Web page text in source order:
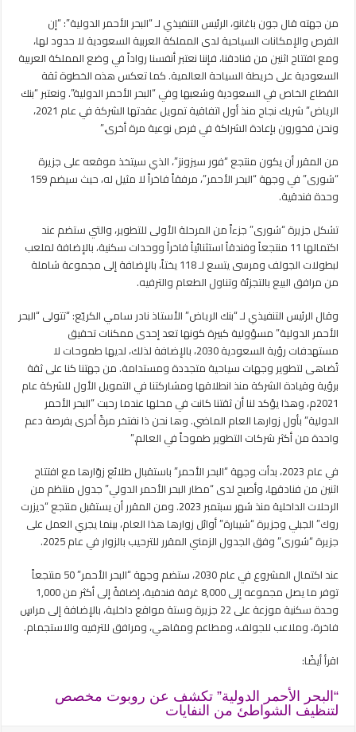
من جهته قال جون باغانو، الرئيس التنفيذي لـ “البحر الأحمر الدولية”: “إن
الفرص والإمكانات السياحية لدى المملكة العربية السعودية لا حدود لها،
ومع افتتاح اثنين من فنادقنا، فإننا نعتبر أنفسنا رواداً في وضع المملكة العربية
السعودية على خريطة السياحة العالمية. كما تعكس هذه الخطوة ثقة
القطاع الخاص في السعودية وشعبها وفي “البحر الأحمر الدولية”. ونعتبر “بنك
الرياض” شريك نجاح منذ أول اتفاقية تمويل عقدتها الشركة في عام 2021،
ونحن فخورون بإعادة الشراكة في فرص نوعية مرة أخرى.”
من المقرر أن يكون منتجع “فور سيزونز”، الذي سيتخذ موقعه على جزيرة
“شورى” في وجهة “البحر الأحمر”، مرفقاً فاخراً لا مثيل له، حيث سيضم 159
وحدة فندقية.
تشكل جزيرة “شورى” جزءاً من المرحلة الأولى للتطوير، والتي ستضم عند
اكتمالها 11 منتجعاً وفندقاً استثنائياً فاخراً ووحدات سكنية، بالإضافة لملعب
لبطولات الجولف ومرسى يتسع لـ 118 يختاً، بالإضافة إلى مجموعة شاملة
من مرافق البيع بالتجزئة وتناول الطعام والترفيه.
وقال الرئيس التنفيذي لـ “بنك الرياض” الأستاذ نادر سامي الكريّع: “تتولى “البحر
الأحمر الدولية” مسؤولية كبيرة كونها تعد إحدى ممكنات تحقيق
مستهدفات رؤية السعودية 2030، بالإضافة لذلك، لديها طموحات لا
تُضاهى لتطوير وجهات سياحية متجددة ومستدامة. من جهتنا كنا على ثقة
برؤية وقيادة الشركة منذ انطلاقها ومشاركتنا في التمويل الأول للشركة عام
2021م، وهذا يؤكد لنا أن ثقتنا كانت في محلها عندما رحبت “البحر الأحمر
الدولية” بأول زوارها العام الماضي. وها نحن ذا نفتخر مرةً أخرى بفرصة دعم
واحدة من أكثر شركات التطوير طموحاً في العالم.”
في عام 2023، بدأت وجهة “البحر الأحمر” باستقبال طلائع زوّارها مع افتتاح
اثنين من فنادقها، وأصبح لدى “مطار البحر الأحمر الدولي” جدول منتظم من
الرحلات الداخلية منذ شهر سبتمبر 2023. ومن المقرر أن يستقبل منتجع “ديزرت
روك” الجبلي وجزيرة “شيبارة” أوائل زوارها هذا العام، بينما يجري العمل على
جزيرة “شورى” وفق الجدول الزمني المقرر للترحيب بالزوار في عام 2025.
عند اكتمال المشروع في عام 2030، ستضم وجهة “البحر الأحمر” 50 منتجعاً
توفر ما يصل مجموعه إلى 8,000 غرفة فندقية، إضافةً إلى أكثر من 1,000
وحدة سكنية موزعة على 22 جزيرة وستة مواقع داخلية، بالإضافة إلى مراسٍ
فاخرة، وملاعب للجولف، ومطاعم ومقاهي، ومرافق للترفيه والاستجمام.
اقرأ أيضًا:
“البحر الأحمر الدولية” تكشف عن روبوت مخصص
لتنظيف الشواطئ من النفايات